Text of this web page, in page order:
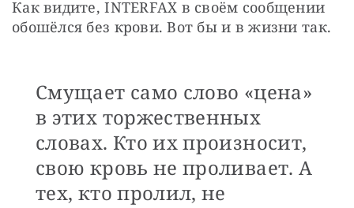
Как видите, INTERFAX в своём сообщении
обошёлся без крови. Вот бы и в жизни так.
Смущает само слово «цена»
в этих торжественных
словах. Кто их произносит,
свою кровь не проливает. А
тех, кто пролил, не